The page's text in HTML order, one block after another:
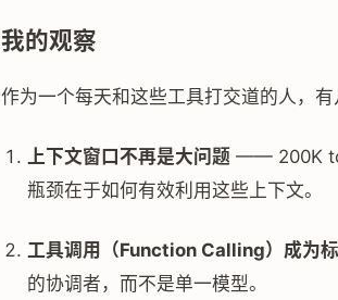
我的观察
作为一个每天和这些工具打交道的人，有
上下文窗口不再是大问题 —— 200K
瓶颈在于如何有效利用这些上下文。
工具调用（Function Calling）成为
的协调者，而不是单一模型。